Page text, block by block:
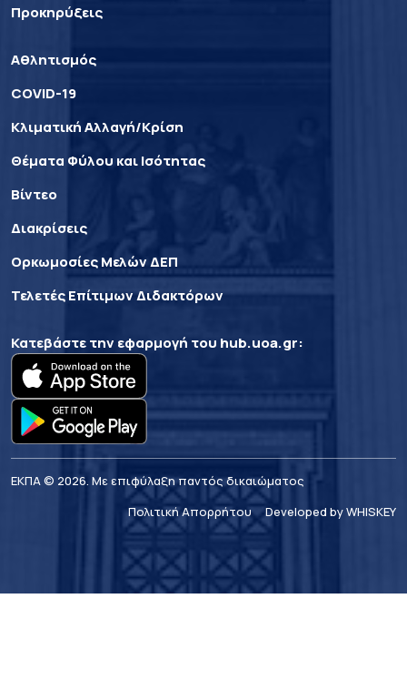
Προκηρύξεις
Αθλητισμός
COVID-19
Κλιματική Αλλαγή/Κρίση
Θέματα Φύλου και Ισότητας
Βίντεο
Διακρίσεις
Ορκωμοσίες Μελών ΔΕΠ
Τελετές Επίτιμων Διδακτόρων
Κατεβάστε την εφαρμογή του hub.uoa.gr:
ΕΚΠΑ © 2026. Με επιφύλαξη παντός δικαιώματος
Πολιτική Απορρήτου
Developed by WHISKEY